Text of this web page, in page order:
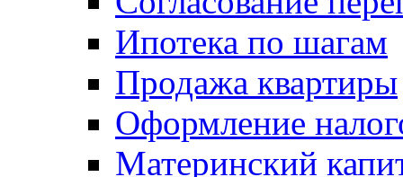
Ипотека по шагам
Продажа квартиры
Оформление
Материнский